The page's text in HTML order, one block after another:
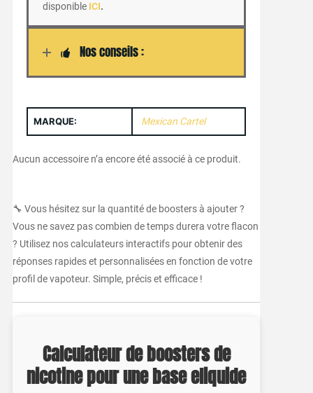
disponible ICI.
Nos conseils :
MARQUE: Mexican Cartel
Aucun accessoire n’a encore été associé à ce produit.
🔧 Vous hésitez sur la quantité de boosters à ajouter ?
Vous ne savez pas combien de temps durera votre flacon
? Utilisez nos calculateurs interactifs pour obtenir des
réponses rapides et personnalisées en fonction de votre
profil de vapoteur. Simple, précis et efficace !
Calculateur de boosters de
nicotine pour une base eliquide